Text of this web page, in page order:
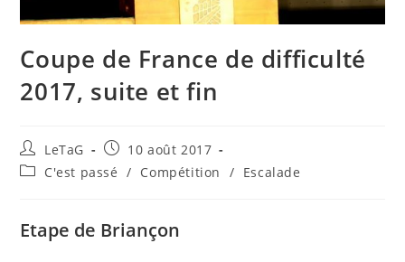
Coupe de France de difficulté
2017, suite et fin
LeTaG
10 août 2017
C'est passé / Compétition / Escalade
Etape de Briançon